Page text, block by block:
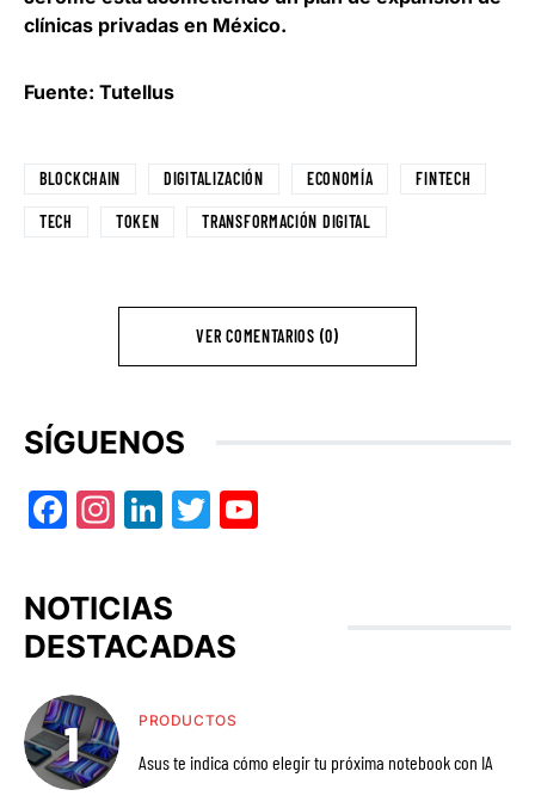
clínicas privadas en México.
Fuente: Tutellus
BLOCKCHAIN DIGITALIZACIÓN ECONOMÍA FINTECH
TECH TOKEN TRANSFORMACIÓN DIGITAL
VER COMENTARIOS (0)
SÍGUENOS
Facebook
Instagram
LinkedIn
Twitter
NOTICIAS
DESTACADAS
PRODUCTOS
Asus te indica cómo elegir tu próxima notebook con IA